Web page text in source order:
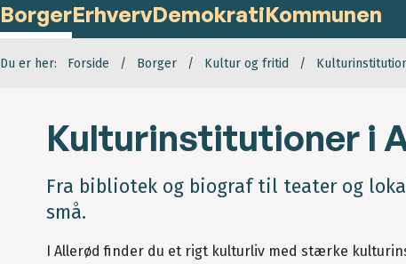
BorgerErhvervDemokratiKommunen
Du er her: Forside Borger Kultur og fritid
Kulturinstitutioner i
Fra bibliotek og biograf til teater og
små.
I Allerød finder du et rigt kulturliv med stærke